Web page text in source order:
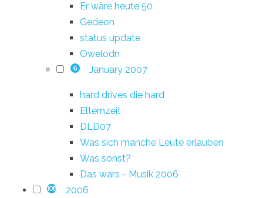
Er wäre heute 50
Gedeon
status update
Owelodn
6 January 2007
hard drives die hard
Elternzeit
DLD07
Was sich manche Leute erlauben
Was sonst?
Das wars - Musik 2006
108 2006